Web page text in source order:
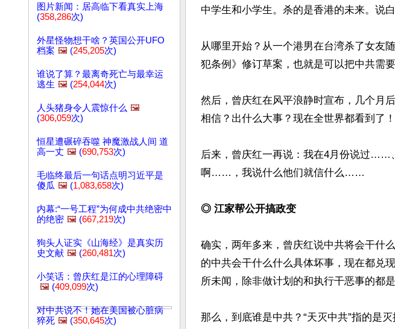
图片新闻：居高临下看真实上海
(358,286次)
外星怪物想干啥？英国公开UFO
档案 🖼️ (245,205次)
谁说了算？最离奇死亡与最幸运
逃生 🖼️ (254,044次)
人头猪身令人震惊什么 🖼️
(306,059次)
恒星遭碾碎吞噬 神魔激战人间 道
高一丈 🖼️ (690,753次)
毛临终最后一句话点明习近平是
傻瓜 🖼️ (1,083,658次)
内幕:“一号工程”为何成中共绝密中
的绝密 🖼️ (667,219次)
狗头人证实《山海经》是真实历
史文献 🖼️ (260,481次)
小笑话：曾庆红是江的心理障碍
🖼️ (409,099次)
对中共说不！她在美国被心脏病
猝死 🖼️ (350,645次)
中学生和小学生。杀的是香港的未来。说
从哪里开始？从一个港男在台湾杀了女友
犯条例》修订草案，也就是可以把中共需
然后，曾庆红在风平浪静时宣布，几个月
相信？出什么大事？现在全世界都看到了！
后来，曾庆红一再说：我在4月份说过
啊……，我说什么他们就信什么……
◎ 江家帮公开搞政变
确实，两年多来，曾庆红说中共将会干什
的中共会干什么什么具体坏事，现在都兑
所未闻，除非做计划的和执行干恶事的都是
那么，到底谁是中共？“天灭中共”指的是灭